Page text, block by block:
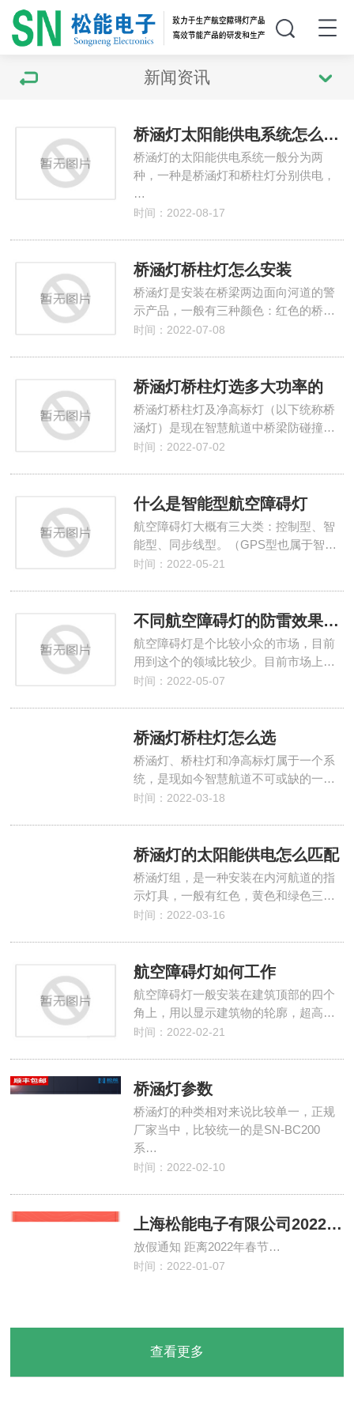
新闻资讯
桥涵灯太阳能供电系统怎么安装
桥涵灯的太阳能供电系统一般分为两
种，一种是桥涵灯和桥柱灯分别供电，
…
时间：2022-08-17
桥涵灯桥柱灯怎么安装
桥涵灯是安装在桥梁两边面向河道的警
示产品，一般有三种颜色：红色的桥…
时间：2022-07-08
桥涵灯桥柱灯选多大功率的
桥涵灯桥柱灯及净高标灯（以下统称桥
涵灯）是现在智慧航道中桥梁防碰撞…
时间：2022-07-02
什么是智能型航空障碍灯
航空障碍灯大概有三大类：控制型、智
能型、同步线型。（GPS型也属于智…
时间：2022-05-21
不同航空障碍灯的防雷效果问题
航空障碍灯是个比较小众的市场，目前
用到这个的领域比较少。目前市场上…
时间：2022-05-07
桥涵灯桥柱灯怎么选
桥涵灯、桥柱灯和净高标灯属于一个系
统，是现如今智慧航道不可或缺的一…
时间：2022-03-18
桥涵灯的太阳能供电怎么匹配
桥涵灯组，是一种安装在内河航道的指
示灯具，一般有红色，黄色和绿色三…
时间：2022-03-16
航空障碍灯如何工作
航空障碍灯一般安装在建筑顶部的四个
角上，用以显示建筑物的轮廓，超高…
时间：2022-02-21
桥涵灯参数
桥涵灯的种类相对来说比较单一，正规
厂家当中，比较统一的是SN-BC200
系…
时间：2022-02-10
上海松能电子有限公司2022年度春节放假通知
放假通知 距离2022年春节…
时间：2022-01-07
查看更多